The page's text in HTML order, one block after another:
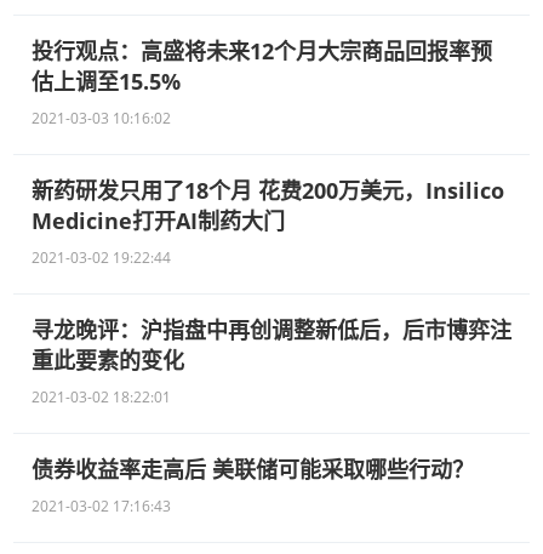
投行观点：高盛将未来12个月大宗商品回报率预
估上调至15.5%
2021-03-03 10:16:02
新药研发只用了18个月 花费200万美元，Insilico
Medicine打开AI制药大门
2021-03-02 19:22:44
寻龙晚评：沪指盘中再创调整新低后，后市博弈注
重此要素的变化
2021-03-02 18:22:01
债券收益率走高后 美联储可能采取哪些行动？
2021-03-02 17:16:43